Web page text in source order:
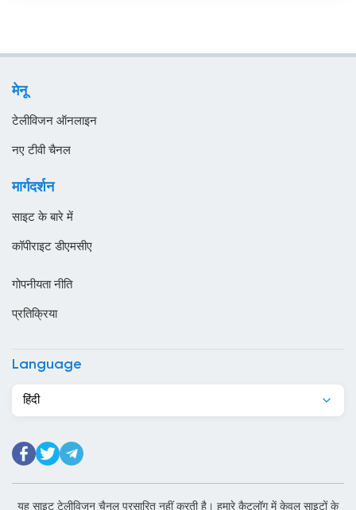
ओमान
कांगो
किर्गिज़स्तान
केप वर्ड
कोटे डी आइवर
मेनू
टेलीविजन ऑनलाइन
नए टीवी चैनल
मार्गदर्शन
साइट के बारे में
कॉपीराइट डीएमसीए
गोपनीयता नीति
प्रतिक्रिया
Language
हिंदी
यह साइट टेलीविजन चैनल प्रसारित नहीं करती है। हमारे कैटलॉग में केवल साइटों के